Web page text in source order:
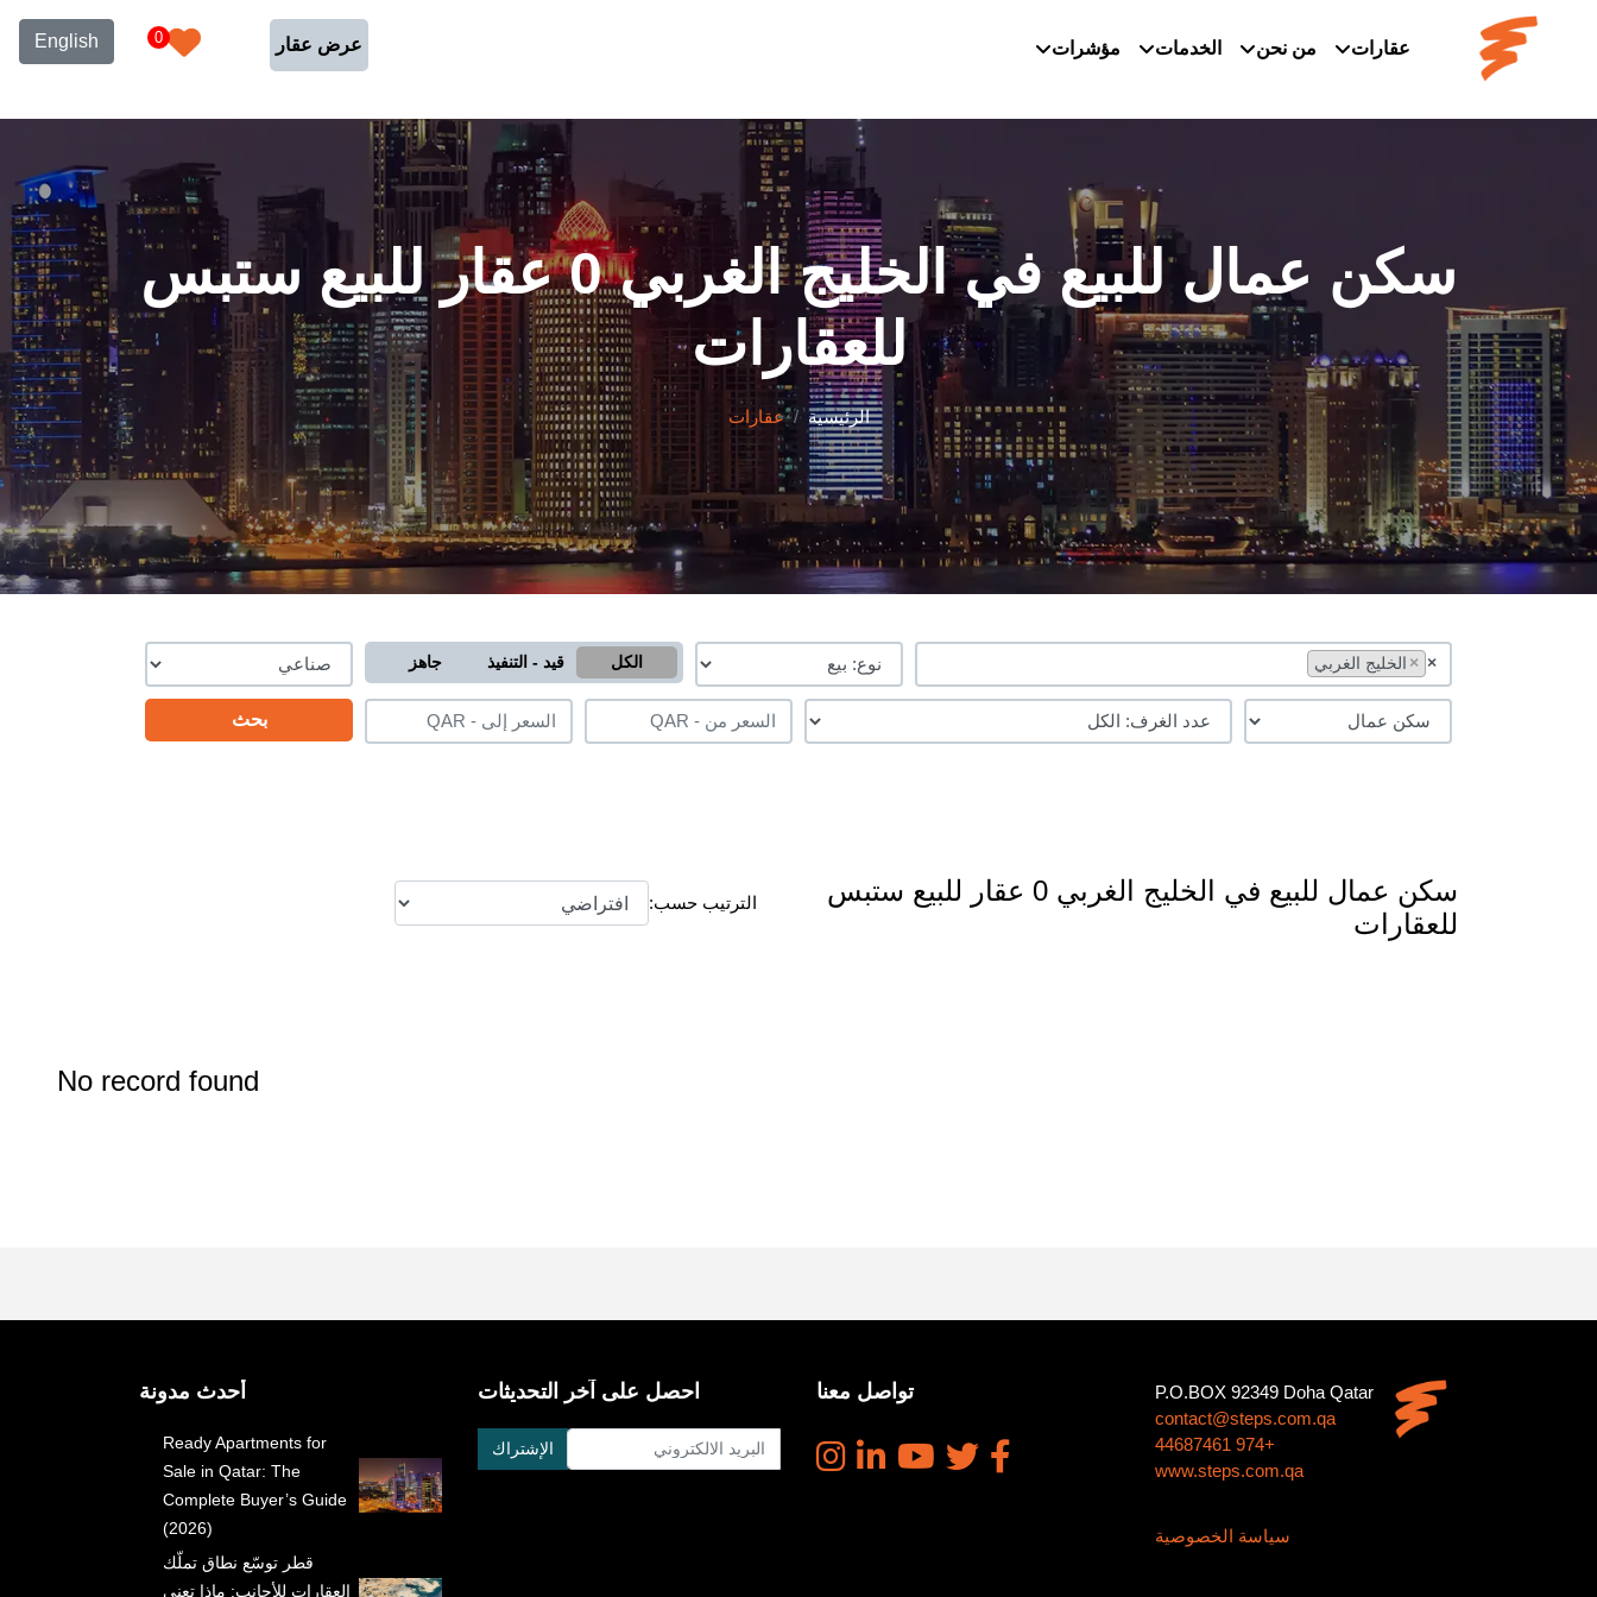
عقارات من نحن الخدمات مؤشرات عرض عقار 0
English
سكن عمال للبيع في الخليج الغربي 0 عقار للبيع ستبس
للعقارات
الرئيسية عقارات
×
× الخليج الغربي الكل قيد - التنفيذ جاهز
سكن عمال للبيع في الخليج الغربي 0 عقار للبيع ستبس
للعقارات
الترتيب حسب:
No record found
P.O.BOX 92349 Doha Qatar
contact@steps.com.qa
+974 44687461
www.steps.com.qa
سياسة الخصوصية
تواصل معنا احصل على آخر التحديثات
الإشتراك
أحدث مدونة
Ready Apartments for
Sale in Qatar: The
Complete Buyer’s Guide
(2026)
قطر توسّع نطاق تملّك
العقارات للأجانب: ماذا تعني